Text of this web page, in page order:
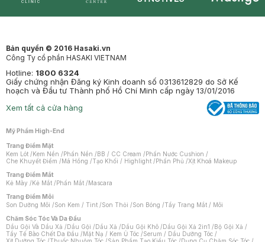
Bản quyền © 2016 Hasaki.vn
Công Ty cổ phần HASAKI VIETNAM
Hotline: 1800 6324
Giấy chứng nhận Đăng ký Kinh doanh số 0313612829 do Sở Kế
hoạch và Đầu tư Thành phố Hồ Chí Minh cấp ngày 13/01/2016
Xem tất cả cửa hàng
Mỹ Phẩm High-End
Trang Điểm Mặt
Kem Lót /Kem Nền /Phấn Nền /BB / CC Cream /Phấn Nước Cushion /
Che Khuyết Điểm /Má Hồng /Tạo Khối / Highlight /Phấn Phủ /Xịt Khoá Makeup
Trang Điểm Mắt
Kẻ Mày /Kẻ Mắt /Phấn Mắt /Mascara
Trang Điểm Môi
Son Dưỡng Môi /Son Kem / Tint /Son Thỏi /Son Bóng /Tẩy Trang Mắt / Môi
Chăm Sóc Tóc Và Da Đầu
Dầu Gội Và Dầu Xả /Dầu Gội /Dầu Xả /Dầu Gội Khô /Dầu Gội Xả 2in1 /Bộ Gội Xả /
Tẩy Tế Bào Chết Da Đầu /Mặt Nạ / Kem Ủ Tóc /Serum / Dầu Dưỡng Tóc /